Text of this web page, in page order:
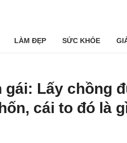
LÀM ĐẸP SỨC KHỎE
Lấy chồng
cái to đó là